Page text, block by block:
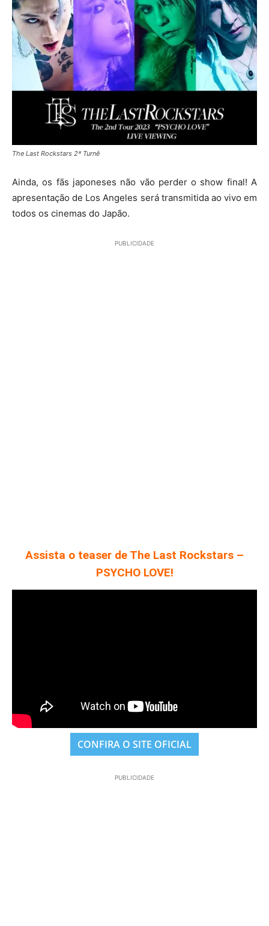
The Last Rockstars 2ª Turnê
Ainda, os fãs japoneses não vão perder o show final! A
apresentação de Los Angeles será transmitida ao vivo em
todos os cinemas do Japão.
PUBLICIDADE
Assista o teaser de The Last Rockstars –
PSYCHO LOVE!
CONFIRA O SITE OFICIAL
PUBLICIDADE